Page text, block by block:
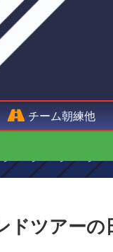
チーム朝練他
ドツアーの